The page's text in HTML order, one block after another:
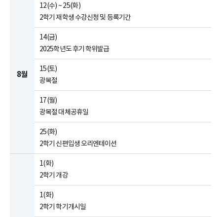
8월
12(수) ~ 25(화)
2학기 재학생 수강신청 및 등록기간
14(금)
2025학년도 후기 학위발급
15(토)
광복절
17(월)
광복절 대체공휴일
25(화)
2학기 신편입생 오리엔테이션
1(화)
2학기 개강
1(화)
2학기 학기개시일